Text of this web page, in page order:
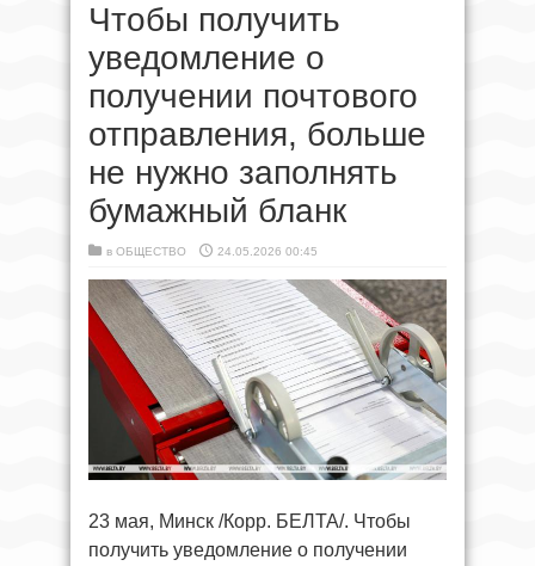
Чтобы получить
уведомление о
получении почтового
отправления, больше
не нужно заполнять
бумажный бланк
в ОБЩЕСТВО 24.05.2026 00:45
23 мая, Минск /Корр. БЕЛТА/. Чтобы
получить уведомление о получении